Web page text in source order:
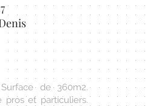
de 360m2.
pros et particuliers.